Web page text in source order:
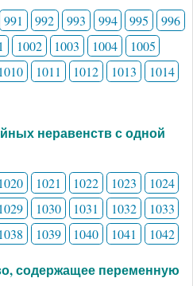
991 992 993 994 995
996
1002 1003 1004
1005
1010 1011 1012 1013
1014
неравенств с одной
1020 1021 1022 1023
1024
1029 1030 1031 1032
1033
1038 1039 1040 1041 1042
содержащее переменную